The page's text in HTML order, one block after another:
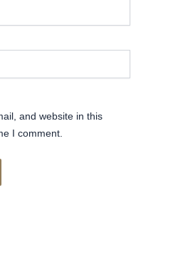
and website in this
I comment.